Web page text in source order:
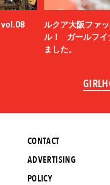
vol.08
ルクア大阪ファ
ル！ ガールフイ
ました。
CONTACT
ADVERTISING
POLICY